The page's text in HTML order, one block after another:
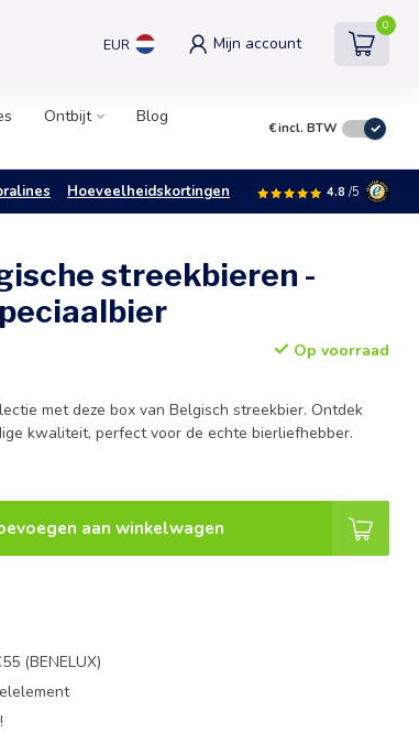
EUR Mijn account
0
Ontbijt
Blog
€incl. BTW
Hoeveelheidskortingen 4.8 /5
streekbieren -
Op voorraad
met deze box van Belgisch streekbier. Ontdek
kwaliteit, perfect voor de echte bierliefhebber.
aan winkelwagen
(BENELUX)